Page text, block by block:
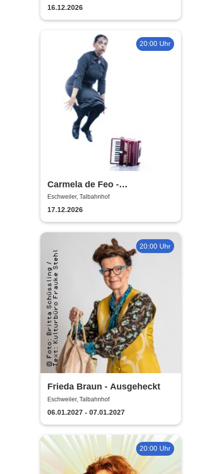
16.12.2026
20:00 Uhr
Carmela de Feo -
Froschkönigin - 20 Jahre La
Signora
Eschweiler, Talbahnhof
17.12.2026
20:00 Uhr
Frieda Braun - Ausgeheckt
Eschweiler, Talbahnhof
06.01.2027 - 07.01.2027
20:00 Uhr